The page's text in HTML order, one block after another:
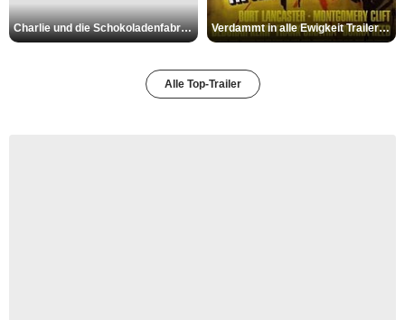
Charlie und die Schokoladenfabrik Trailer OV Verdammt in alle Ewigkeit Trailer OV
Alle Top-Trailer